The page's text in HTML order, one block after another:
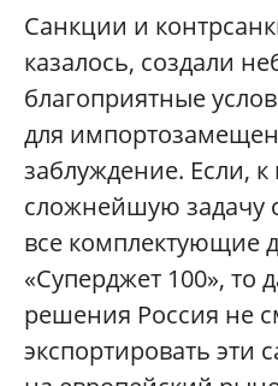
Санкции и
казалось, создали
благоприятные
для
заблуждение. Если,
сложнейшую задачу
все комплектующие
«Суперджет 100», то
решения Россия не
экспортировать эти